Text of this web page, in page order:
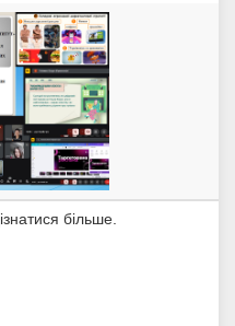
більше.